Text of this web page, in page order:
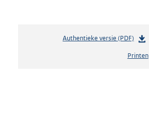
Authentieke versie (PDF)b
s
Printen